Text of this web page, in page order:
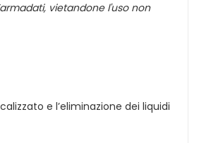
vietandone l'uso non
e l’eliminazione dei liquidi